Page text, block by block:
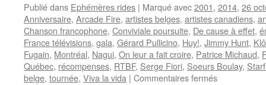
Publié dans Ephémères rides | Marqué avec2001, 2014, 26
Anniversaire, Arcade Fire, artistes belges, artistes canadiens,
Chanson francophone, Conviviale poursuite, De cause à effet,
France télévisions, gala, Gérard Pullicino, Huy!, Jimmy Hunt,
Fugain, Montréal, Nagui, On leur a fait croire, Patrice Michaud,
Québec, récompenses, RTBF, Serge Fiori, Soeurs Boulay,
belge, tournée, Viva la vida | Commentaires ferméssur